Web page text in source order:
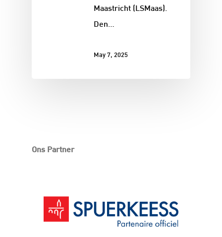
Maastricht (LSMaas).
Den…
May 7, 2025
Ons Partner